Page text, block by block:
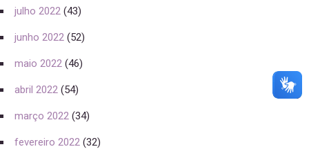
julho 2022 (43)
junho 2022 (52)
maio 2022 (46)
abril 2022 (54)
março 2022 (34)
fevereiro 2022 (32)